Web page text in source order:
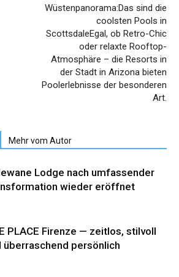
Wüstenpanorama:Das sind die
coolsten Pools in
ScottsdaleEgal, ob Retro-Chic
oder relaxte Rooftop-
Atmosphäre – die Resorts in
der Stadt in Arizona bieten
Poolerlebnisse der besonderen
Art.
Mehr vom Autor
Lodge nach umfassender
wieder eröffnet
PLACE Firenze — zeitlos, stilvoll
überraschend persönlich